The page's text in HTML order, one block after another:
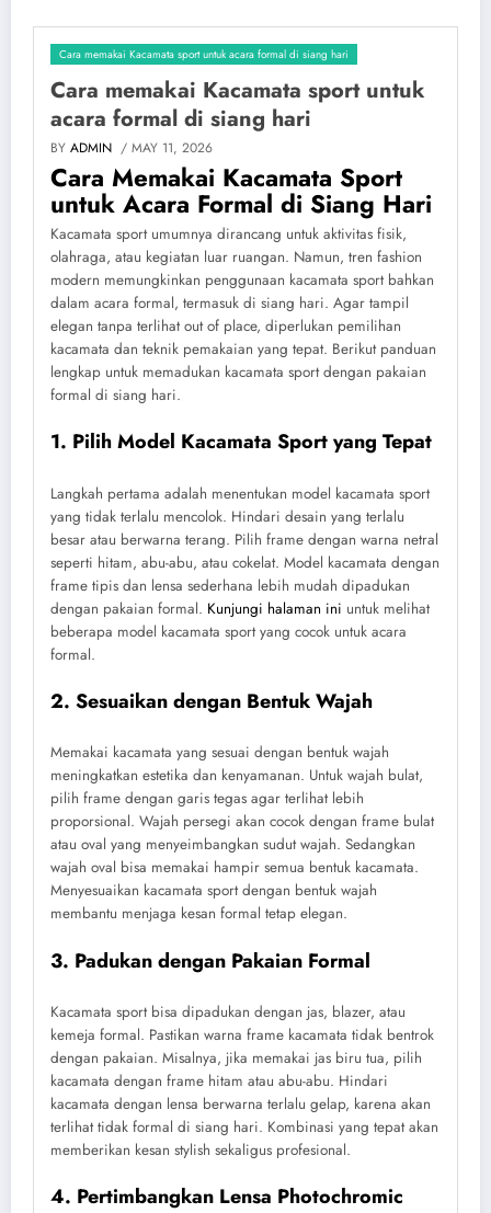
Cara memakai Kacamata sport untuk acara formal di siang hari
Cara memakai Kacamata sport untuk
acara formal di siang hari
BY ADMIN / MAY 11, 2026
Cara Memakai Kacamata Sport
untuk Acara Formal di Siang Hari
Kacamata sport umumnya dirancang untuk aktivitas fisik,
olahraga, atau kegiatan luar ruangan. Namun, tren fashion
modern memungkinkan penggunaan kacamata sport bahkan
dalam acara formal, termasuk di siang hari. Agar tampil
elegan tanpa terlihat out of place, diperlukan pemilihan
kacamata dan teknik pemakaian yang tepat. Berikut panduan
lengkap untuk memadukan kacamata sport dengan pakaian
formal di siang hari.
1. Pilih Model Kacamata Sport yang Tepat
Langkah pertama adalah menentukan model kacamata sport
yang tidak terlalu mencolok. Hindari desain yang terlalu
besar atau berwarna terang. Pilih frame dengan warna netral
seperti hitam, abu-abu, atau cokelat. Model kacamata dengan
frame tipis dan lensa sederhana lebih mudah dipadukan
dengan pakaian formal. Kunjungi halaman ini untuk melihat
beberapa model kacamata sport yang cocok untuk acara
formal.
2. Sesuaikan dengan Bentuk Wajah
Memakai kacamata yang sesuai dengan bentuk wajah
meningkatkan estetika dan kenyamanan. Untuk wajah bulat,
pilih frame dengan garis tegas agar terlihat lebih
proporsional. Wajah persegi akan cocok dengan frame bulat
atau oval yang menyeimbangkan sudut wajah. Sedangkan
wajah oval bisa memakai hampir semua bentuk kacamata.
Menyesuaikan kacamata sport dengan bentuk wajah
membantu menjaga kesan formal tetap elegan.
3. Padukan dengan Pakaian Formal
Kacamata sport bisa dipadukan dengan jas, blazer, atau
kemeja formal. Pastikan warna frame kacamata tidak bentrok
dengan pakaian. Misalnya, jika memakai jas biru tua, pilih
kacamata dengan frame hitam atau abu-abu. Hindari
kacamata dengan lensa berwarna terlalu gelap, karena akan
terlihat tidak formal di siang hari. Kombinasi yang tepat akan
memberikan kesan stylish sekaligus profesional.
4. Pertimbangkan Lensa Photochromic